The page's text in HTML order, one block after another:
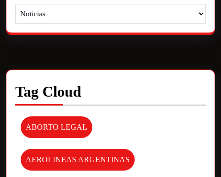
Tag Cloud
ABORTO LEGAL
AEROLINEAS ARGENTINAS